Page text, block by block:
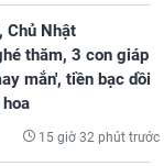
Chủ Nhật
thăm, 3 con giáp
mắn', tiền bạc dồi
15 giờ 32 phút trước